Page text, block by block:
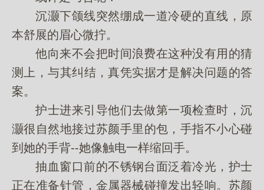
沉灏下颌线突然绷成一道冷硬的直线，原
本舒展的眉心微拧。
他向来不会把时间浪费在这种没有用的猜
测上，与其纠结，真凭实据才是解决问题的答
案。
护士进来引导他们去做第一项检查时，沉
灏很自然地接过苏颜手里的包，手指不小心碰
到她的手背--她像触电一样缩回手。
抽血窗口前的不锈钢台面泛着冷光，护士
正在准备针管，金属器械碰撞发出轻响。苏颜